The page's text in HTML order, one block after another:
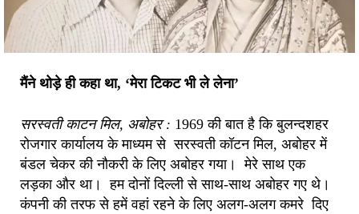
मैंने थोड़े ही कहा था, ‘मेरा टिकट भी ले लेना’
सरस्वती काटन मिल, अबोहर : 1969 की बात है कि बुलन्दशहर
रोजगार कार्यालय के माध्यम से सरस्वती कॉटन मिल, अबोहर में
बंडल चेकर की नौकरी के लिए अबोहर गया। मेरे साथ एक
लड़का और था। हम दोनों दिल्ली से साथ-साथ अबोहर गए थे।
कंपनी की तरफ से हमें वहां रहने के लिए अलग-अलग कमरे दिए